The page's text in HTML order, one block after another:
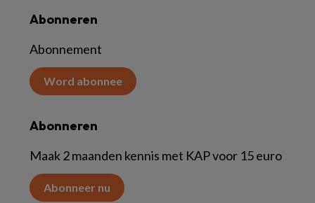
Abonneren
Abonnement
Word abonnee
Abonneren
Maak 2 maanden kennis met KAP voor 15 euro
Abonneer nu